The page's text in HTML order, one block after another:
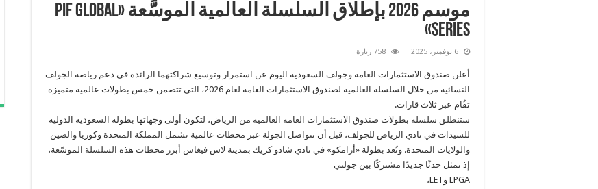
موسم 2026 بإطلاق السلسلة العالمية الموسَّعة «PIF Global
Series»
6 نوفمبر، 2025 758 زيارة
أعلن صندوق الاستثمارات العامة وجولف السعودية اليوم عن استمرار وتوسيع شراكتهما الرائدة في دعم رياضة الجولف
النسائية من خلال السلسلة العالمية لصندوق الاستثمارات العامة لعام 2026، التي تتضمن خمس بطولات عالمية متميزة
تقُام عبر ثلاث قارات.
ستنطلق سلسلة بطولات صندوق الاستثمارات العامة العالمية من الرياض، لتكون أولى وجهاتها بطولة السعودية الدولية
للسيدات في نادي الرياض للجولف، قبل أن تتواصل الجولة عبر محطات عالمية تشمل المملكة المتحدة وكوريا والصين
والولايات المتحدة. وتُعد بطولة «أرامكو» في نادي شادو كريك بمدينة لاس فيغاس أبرز محطات هذه السلسلة الموسّعة،
إذ تمثل حدثًا جديدًا مشتركًا بين جولتي
LPGA وLET،